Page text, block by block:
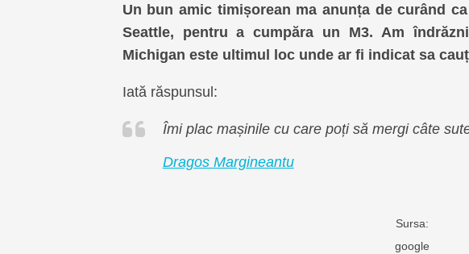
Un bun amic timișorean ma anunța de curând
Seattle, pentru a cumpăra un M3. Am
Michigan este ultimul loc unde ar fi indicat sa
Iată răspunsul:
Îmi plac mașinile cu care poți să mergi câte
Dragos Margineantu
Sursa:
google